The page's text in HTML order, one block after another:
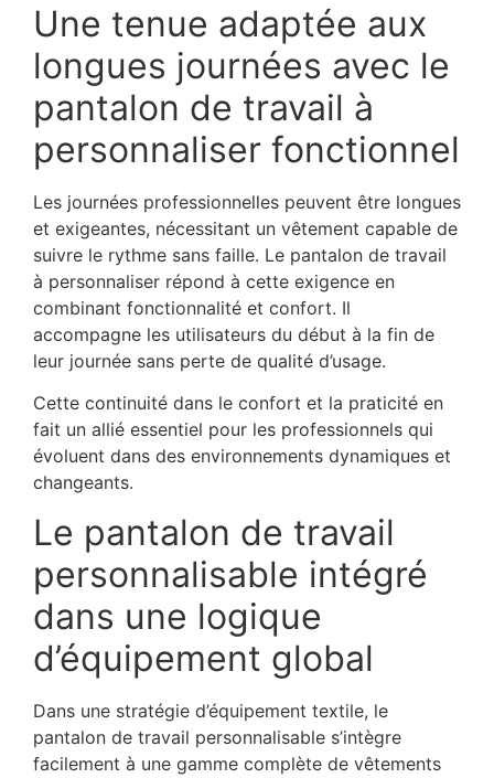
Une tenue adaptée aux
longues journées avec le
pantalon de travail à
personnaliser fonctionnel
Les journées professionnelles peuvent être longues
et exigeantes, nécessitant un vêtement capable de
suivre le rythme sans faille. Le pantalon de travail
à personnaliser répond à cette exigence en
combinant fonctionnalité et confort. Il
accompagne les utilisateurs du début à la fin de
leur journée sans perte de qualité d’usage.
Cette continuité dans le confort et la praticité en
fait un allié essentiel pour les professionnels qui
évoluent dans des environnements dynamiques et
changeants.
Le pantalon de travail
personnalisable intégré
dans une logique
d’équipement global
Dans une stratégie d’équipement textile, le
pantalon de travail personnalisable s’intègre
facilement à une gamme complète de vêtements